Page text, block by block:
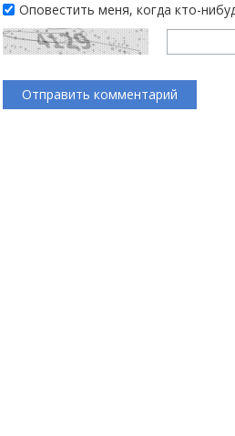
Оповестить меня, когда кто-